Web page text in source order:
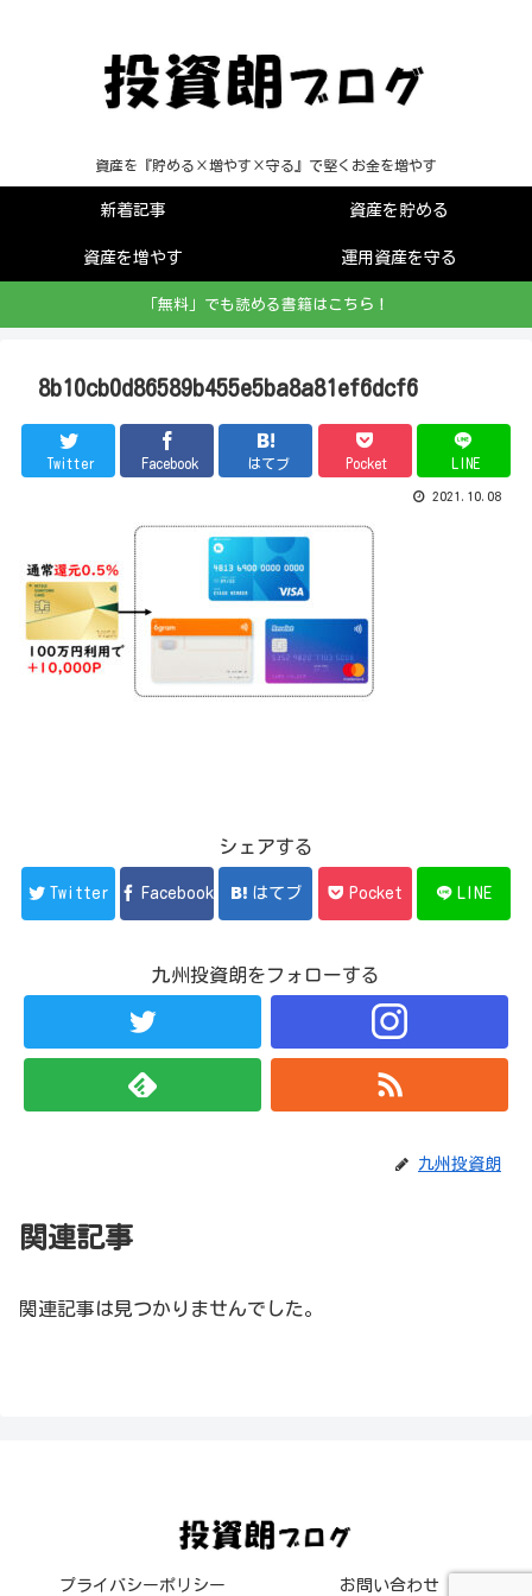
資産を『貯める×増やす×守る』で堅くお金を増やす
新着記事 資産を貯める
資産を増やす 運用資産を守る
「無料」でも読める書籍はこちら！
8b10cb0d86589b455e5ba8a81ef6dcf6
Twitter Facebook はてブ Pocket LINE
2021.10.08
シェアする
Twitter Facebook はてブ Pocket LINE
九州投資朗をフォローする
九州投資朗
関連記事
関連記事は見つかりませんでした。
プライバシーポリシー お問い合わせ